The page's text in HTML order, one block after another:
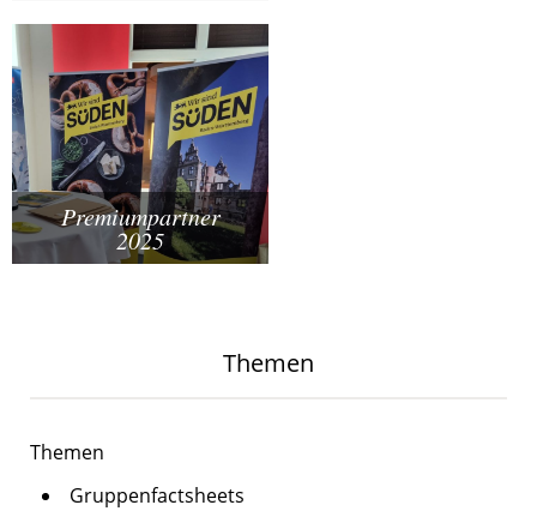
Premiumpartner
2025
Themen
Themen
Gruppenfactsheets